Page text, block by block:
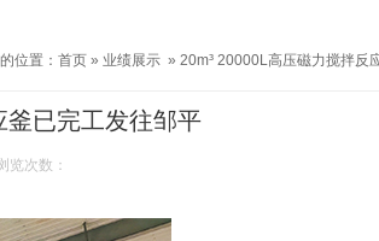
位置： 首页 » 业绩展示 » 20m³ 20000L高压磁力搅拌反
釜已完工发往邹平
览次数：